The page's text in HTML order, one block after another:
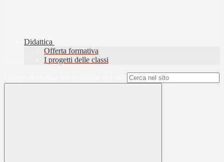
Didattica
Offerta formativa
I progetti delle classi